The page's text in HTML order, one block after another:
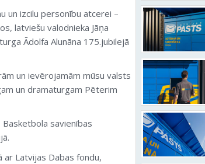
un izcilu personību atcerei –
latviešu valodnieka Jāņa
Ādolfa Alunāna 175.jubilejā
un ievērojamām mūsu valsts
un dramaturgam Pēterim
savienības
ar Latvijas Dabas fondu,